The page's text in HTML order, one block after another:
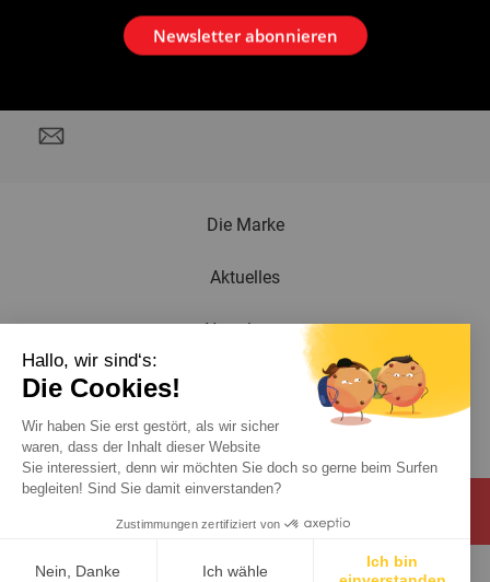
Produktdetails hier
Die Marke
Aktuelles
Newsletter
Kontakt
© 2026 Virax . Alle Rechte vorbehalten . Impressum
Newsletter abonnieren
Hallo, wir sind‘s:
Die Cookies!
Wir haben Sie erst gestört, als wir sicher
waren, dass der Inhalt dieser Website
Sie interessiert, denn wir möchten Sie doch so gerne beim Surfen
begleiten! Sind Sie damit einverstanden?
Zustimmungen zertifiziert von
Nein, Danke Ich wähle
Ich bin